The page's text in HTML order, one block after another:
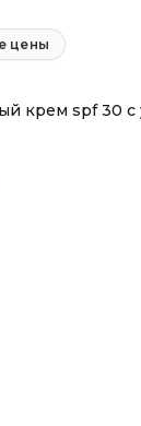
цены
крем spf 30